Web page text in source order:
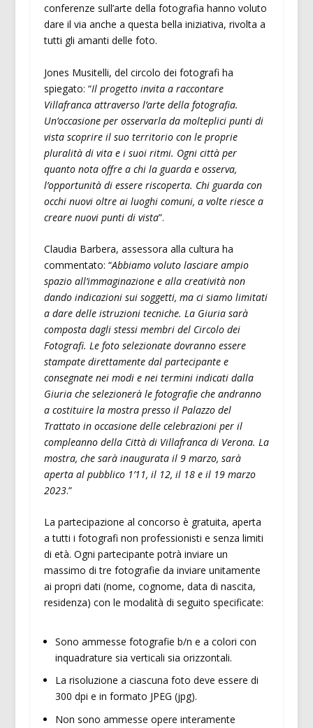
conferenze sull’arte della fotografia hanno voluto
dare il via anche a questa bella iniziativa, rivolta a
tutti gli amanti delle foto.
Jones Musitelli, del circolo dei fotografi ha
spiegato: “Il progetto invita a raccontare
Villafranca attraverso l’arte della fotografia.
Un’occasione per osservarla da molteplici punti di
vista scoprire il suo territorio con le proprie
pluralità di vita e i suoi ritmi. Ogni città per
quanto nota offre a chi la guarda e osserva,
l’opportunità di essere riscoperta. Chi guarda con
occhi nuovi oltre ai luoghi comuni, a volte riesce a
creare nuovi punti di vista”.
Claudia Barbera, assessora alla cultura ha
commentato: “Abbiamo voluto lasciare ampio
spazio all’immaginazione e alla creatività non
dando indicazioni sui soggetti, ma ci siamo limitati
a dare delle istruzioni tecniche. La Giuria sarà
composta dagli stessi membri del Circolo dei
Fotografi. Le foto selezionate dovranno essere
stampate direttamente dal partecipante e
consegnate nei modi e nei termini indicati dalla
Giuria che selezionerà le fotografie che andranno
a costituire la mostra presso il Palazzo del
Trattato in occasione delle celebrazioni per il
compleanno della Città di Villafranca di Verona. La
mostra, che sarà inaugurata il 9 marzo, sarà
aperta al pubblico 1’11, il 12, il 18 e il 19 marzo
2023.”
La partecipazione al concorso è gratuita, aperta
a tutti i fotografi non professionisti e senza limiti
di età. Ogni partecipante potrà inviare un
massimo di tre fotografie da inviare unitamente
ai propri dati (nome, cognome, data di nascita,
residenza) con le modalità di seguito specificate:
Sono ammesse fotografie b/n e a colori con
inquadrature sia verticali sia orizzontali.
La risoluzione a ciascuna foto deve essere di
300 dpi e in formato JPEG (jpg).
Non sono ammesse opere interamente